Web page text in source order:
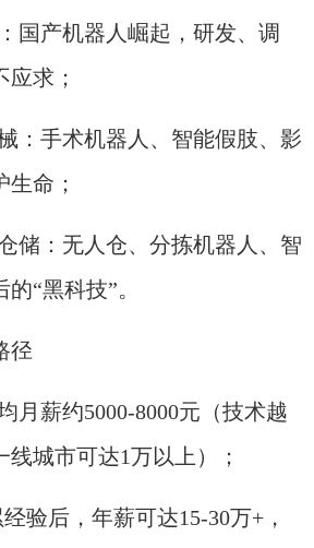
国产机器人崛起，研发、调
求；
：手术机器人、智能假肢、影
命；
储：无人仓、分拣机器人、智
“黑科技”。
径
月薪约5000-8000元（技术越
城市可达1万以上）；
验后，年薪可达15-30万+，